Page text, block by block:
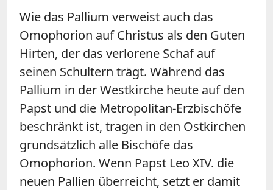
Wie das Pallium verweist auch das
Omophorion auf Christus als den Guten
Hirten, der das verlorene Schaf auf
seinen Schultern trägt. Während das
Pallium in der Westkirche heute auf den
Papst und die Metropolitan-Erzbischöfe
beschränkt ist, tragen in den Ostkirchen
grundsätzlich alle Bischöfe das
Omophorion. Wenn Papst Leo XIV. die
neuen Pallien überreicht, setzt er damit